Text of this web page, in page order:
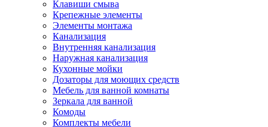
Клавиши смыва
Крепежные элементы
Элементы монтажа
Канализация
Внутренняя канализация
Наружная канализация
Кухонные мойки
Дозаторы для моющих средств
Мебель для ванной комнаты
Зеркала для ванной
Комоды
Комплекты мебели